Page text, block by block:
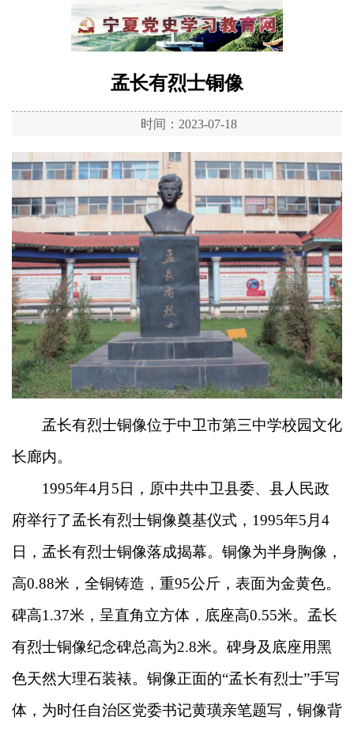
孟长有烈士铜像
时间：2023-07-18
孟长有烈士铜像位于中卫市第三中学校园文化
长廊内。
1995年4月5日，原中共中卫县委、县人民政
府举行了孟长有烈士铜像奠基仪式，1995年5月4
日，孟长有烈士铜像落成揭幕。铜像为半身胸像，
高0.88米，全铜铸造，重95公斤，表面为金黄色。
碑高1.37米，呈直角立方体，底座高0.55米。孟长
有烈士铜像纪念碑总高为2.8米。碑身及底座用黑
色天然大理石装裱。铜像正面的“孟长有烈士”手写
体，为时任自治区党委书记黄璜亲笔题写，铜像背